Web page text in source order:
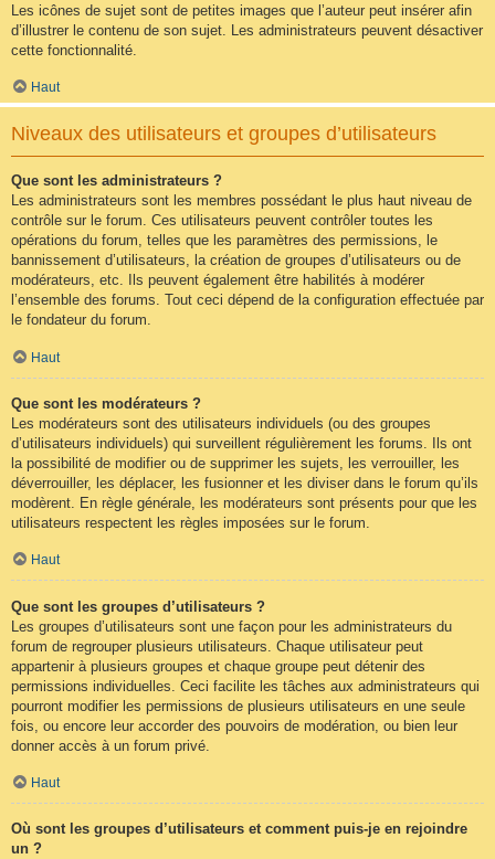
Les icônes de sujet sont de petites images que l’auteur peut insérer afin
d’illustrer le contenu de son sujet. Les administrateurs peuvent désactiver
cette fonctionnalité.
Haut
Niveaux des utilisateurs et groupes d’utilisateurs
Que sont les administrateurs ?
Les administrateurs sont les membres possédant le plus haut niveau de
contrôle sur le forum. Ces utilisateurs peuvent contrôler toutes les
opérations du forum, telles que les paramètres des permissions, le
bannissement d’utilisateurs, la création de groupes d’utilisateurs ou de
modérateurs, etc. Ils peuvent également être habilités à modérer
l’ensemble des forums. Tout ceci dépend de la configuration effectuée par
le fondateur du forum.
Haut
Que sont les modérateurs ?
Les modérateurs sont des utilisateurs individuels (ou des groupes
d’utilisateurs individuels) qui surveillent régulièrement les forums. Ils ont
la possibilité de modifier ou de supprimer les sujets, les verrouiller, les
déverrouiller, les déplacer, les fusionner et les diviser dans le forum qu’ils
modèrent. En règle générale, les modérateurs sont présents pour que les
utilisateurs respectent les règles imposées sur le forum.
Haut
Que sont les groupes d’utilisateurs ?
Les groupes d’utilisateurs sont une façon pour les administrateurs du
forum de regrouper plusieurs utilisateurs. Chaque utilisateur peut
appartenir à plusieurs groupes et chaque groupe peut détenir des
permissions individuelles. Ceci facilite les tâches aux administrateurs qui
pourront modifier les permissions de plusieurs utilisateurs en une seule
fois, ou encore leur accorder des pouvoirs de modération, ou bien leur
donner accès à un forum privé.
Haut
Où sont les groupes d’utilisateurs et comment puis-je en rejoindre
un ?